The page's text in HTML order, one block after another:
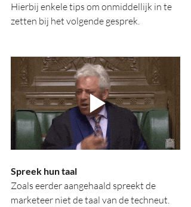
Hierbij enkele tips om onmiddellijk in te
zetten bij het volgende gesprek.
Spreek hun taal
Zoals eerder aangehaald spreekt de
marketeer niet de taal van de techneut.